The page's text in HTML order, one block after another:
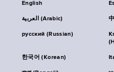
English
العربية (Arabic)
русский (Russian)
한국어 (Korean)